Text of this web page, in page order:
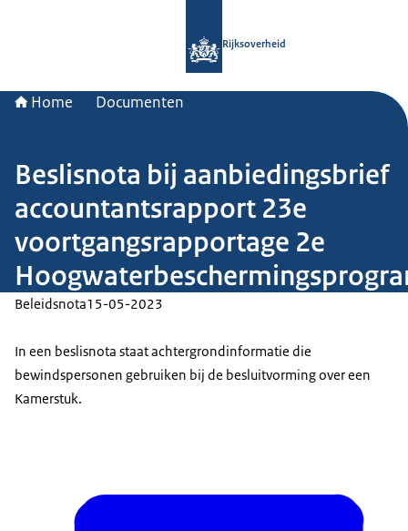
Rijksoverheid
Home Documenten
Beslisnota bij aanbiedingsbrief
accountantsrapport 23e
voortgangsrapportage 2e
Beleidsnota15-05-2023
In een beslisnota staat achtergrondinformatie die
bewindspersonen gebruiken bij de besluitvorming over een
Kamerstuk.